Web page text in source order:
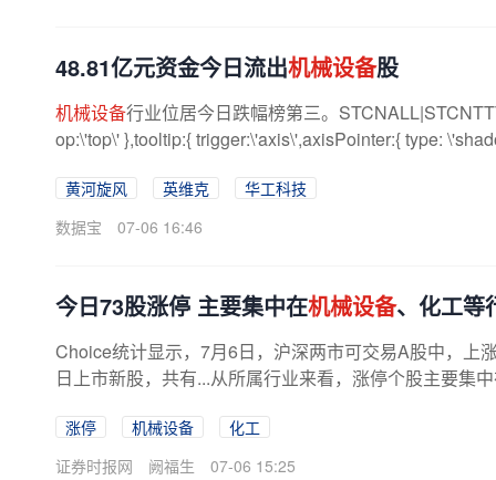
48.81亿元资金今日流出机械设备股
机械设备行业位居今日跌幅榜第三。
op:\'top\' },tooltip:{ trigger:\'axis\',axisPointer:{ type:
黄河旋风 英维克
华工科技
数据宝
07-06 16:46
今日73股涨停 主要集中在机械设备、化工等
Choice统计显示，7月6日，沪深两市可交易A股中，上
日上市新股，共有...从所属行业来看，涨停个股主要集
涨停 机械设备
化工
证券时报网
阙福生 07-06 15:25